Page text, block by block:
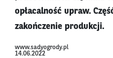
opłacalność upraw.
zakończenie produkcji.
www.sadyogrody.pl
14.06.2022